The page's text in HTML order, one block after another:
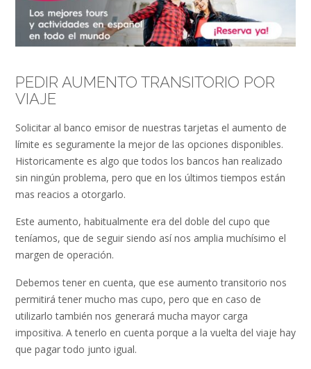
PEDIR AUMENTO TRANSITORIO POR
VIAJE
Solicitar al banco emisor de nuestras tarjetas el aumento de
límite es seguramente la mejor de las opciones disponibles.
Historicamente es algo que todos los bancos han realizado
sin ningún problema, pero que en los últimos tiempos están
mas reacios a otorgarlo.
Este aumento, habitualmente era del doble del cupo que
teníamos, que de seguir siendo así nos amplia muchísimo el
margen de operación.
Debemos tener en cuenta, que ese aumento transitorio nos
permitirá tener mucho mas cupo, pero que en caso de
utilizarlo también nos generará mucha mayor carga
impositiva. A tenerlo en cuenta porque a la vuelta del viaje hay
que pagar todo junto igual.